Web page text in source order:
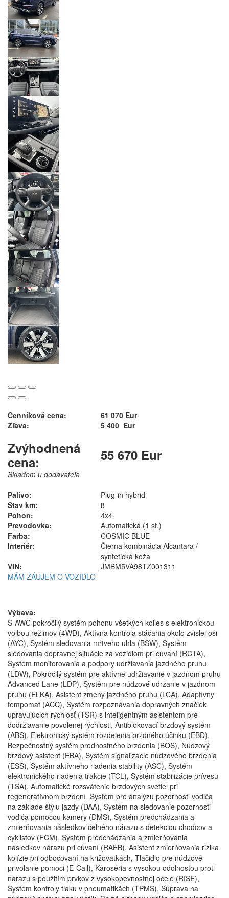
Cenníková cena:
61 070 Eur
Zľava:
5 400 Eur
Zvýhodnená
cena:
55 670 Eur
Skladom u dodávateľa
Palivo:
Plug-in hybrid
Stav km:
8
Pohon:
4x4
Prevodovka:
Automatická (1 st.)
Farba:
COSMIC BLUE
Interiér:
Čierna kombinácia Alcantara /
syntetická koža
VIN:
JMBM5VA98TZ001311
MÁM ZÁUJEM O VOZIDLO
Výbava:
S-AWC pokročilý systém pohonu všetkých kolies s elektronickou
voľbou režimov (4WD), Aktívna kontrola stáčania okolo zvislej osi
(AYC), Systém sledovania mŕtveho uhla (BSW), Systém
sledovania dopravnej situácie za vozidlom pri cúvaní (RCTA),
Systém monitorovania a podpory udržiavania jazdného pruhu
(LDW), Pokročilý systém pre aktívne udržiavanie v jazdnom pruhu
Advanced Lane (LDP), Systém pre núdzové udržanie v jazdnom
pruhu (ELKA), Asistent zmeny jazdného pruhu (LCA), Adaptívny
tempomat (ACC), Systém rozpoznávania dopravných značiek
upravujúcich rýchlosť (TSR) s inteligentným asistentom pre
dodržiavanie povolenej rýchlosti, Antiblokovací brzdový systém
(ABS), Elektronický systém rozdelenia brzdného účinku (EBD),
Bezpečnostný systém prednostného brzdenia (BOS), Núdzový
brzdový asistent (EBA), Systém signalizácie núdzového brzdenia
(ESS), Systém aktívneho riadenia stability (ASC), Systém
elektronického riadenia trakcie (TCL), Systém stabilizácie prívesu
(TSA), Automatické rozsvätenie brzdových svetiel pri
regeneratívnom brzdení, Systém pre analýzu pozornosti vodiča
na základe štýlu jazdy (DAA), Systém na sledovanie pozornosti
vodiča pomocou kamery (DMS), Systém predchádzania a
zmierňovania následkov čelného nárazu s detekciou chodcov a
cyklistov (FCM), Systém predchádzania a zmierňovania
následkov nárazu pri cúvaní (RAEB), Asistent zmierňovania rizika
kolízie pri odbočovaní na križovatkách, Tlačidlo pre núdzové
privolanie pomoci (E-Call), Karoséria s vysokou odolnosťou proti
nárazu s použitím prvkov z vysokopevnostnej ocele (RISE),
Systém kontroly tlaku v pneumatikách (TPMS), Súprava na